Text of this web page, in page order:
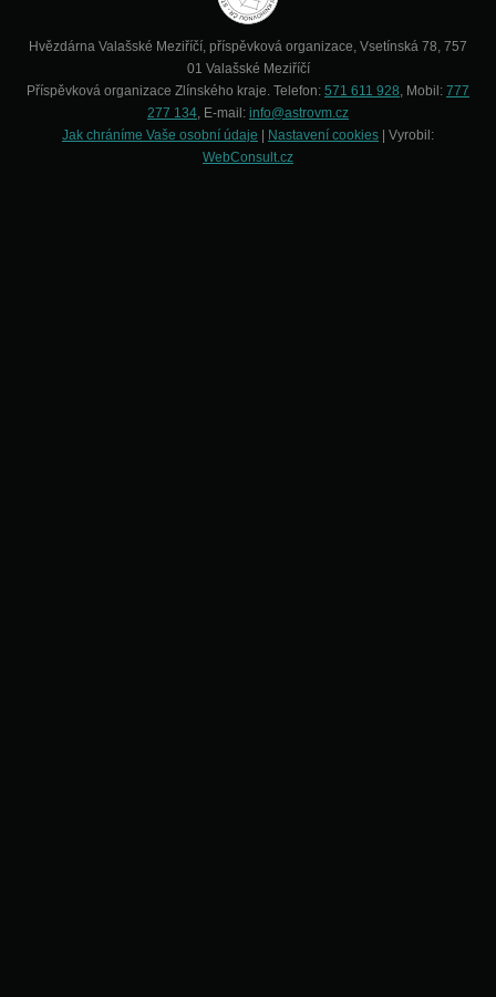
Hvězdárna Valašské Meziříčí, příspěvková organizace, Vsetínská 78, 757
01 Valašské Meziříčí
Příspěvková organizace Zlínského kraje. Telefon: 571 611 928, Mobil: 777
277 134, E-mail: info@astrovm.cz
Jak chráníme Vaše osobní údaje
Nastavení cookies | Vyrobil:
WebConsult.cz